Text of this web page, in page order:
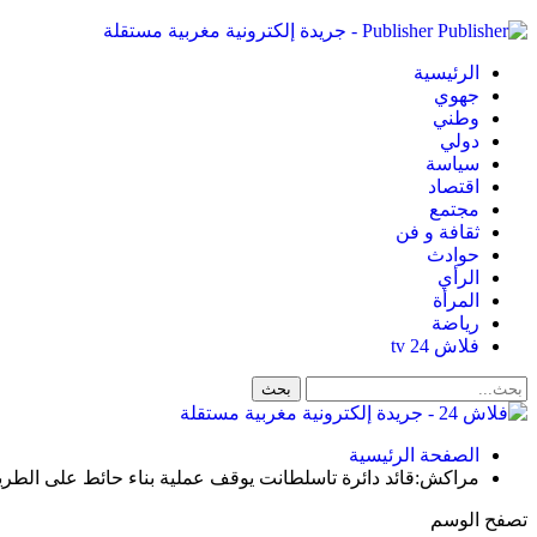
Publisher - جريدة إلكترونية مغربية مستقلة
الرئيسية
جهوي
وطني
دولي
سياسة
اقتصاد
مجتمع
ثقافة و فن
حوادث
الرأي
المرأة
رياضة
فلاش 24 tv
الصفحة الرئيسية
مراكش:قائد دائرة تاسلطانت يوقف عملية بناء حائط على
تصفح الوسم